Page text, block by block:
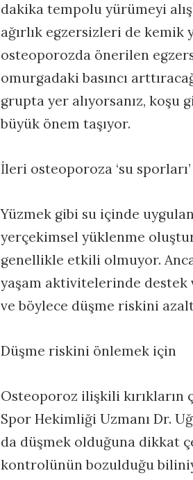
dakika tempolu yürümeyi
ağırlık egzersizleri de kemik
osteoporozda önerilen
omurgadaki basıncı
grupta yer alıyorsanız, koşu
büyük önem taşıyor.
İleri osteoporoza ‘su sporları’
Yüzmek gibi su içinde
yerçekimsel yüklenme
genellikle etkili olmuyor.
yaşam aktivitelerinde destek
ve böylece düşme riskini
Düşme riskini önlemek için
Osteoporoz ilişkili kırıkların
Spor Hekimliği Uzmanı Dr.
da düşmek olduğuna dikkat
kontrolünün bozulduğu